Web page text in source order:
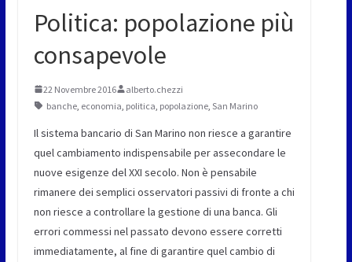
Politica: popolazione più
consapevole
22 Novembre 2016
alberto.chezzi
banche, economia politica popolazione, San Marino
Il sistema bancario di San Marino non riesce a garantire
quel cambiamento indispensabile per assecondare le
nuove esigenze del XXI secolo. Non è pensabile
rimanere dei semplici osservatori passivi di fronte a chi
non riesce a controllare la gestione di una banca. Gli
errori commessi nel passato devono essere corretti
immediatamente, al fine di garantire quel cambio di